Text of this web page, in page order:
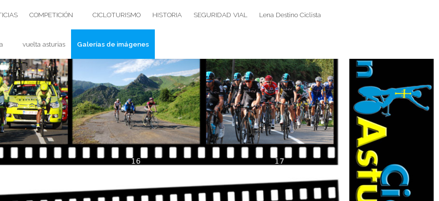
COMPETICIÓN CICLOTURISMO HISTORIA SEGURIDAD VIAL Lena Destino Ciclista
vuelta asturias Galerías de imágenes